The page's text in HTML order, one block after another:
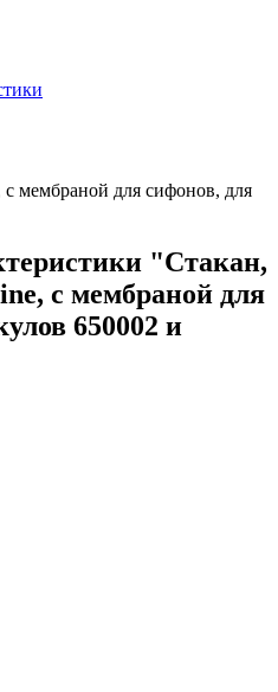
мембраной для сифонов, для
"Стакан,
с мембраной для
650002 и